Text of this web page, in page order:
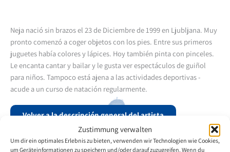
Zustimmung verwalten
Um dir ein optimales Erlebnis zu bieten, verwenden wir Technologien wie Cookies,
um Geräteinformationen zu speichern und/oder darauf zuzugreifen. Wenn du
Neja nació sin brazos el 23 de Diciembre de 1999 en Ljubljana. Muy
pronto comenzó a coger objetos con los pies. Entre sus primeros
juguetes había colores y lápices. Hoy también pinta con pinceles.
Le encanta cantar y bailar y le gusta ver espectáculos de guiñol
para niños. Tampoco está ajena a las actividades deportivas -
acude a un curso de natación regularmente.
Volver a la descripción general del artista